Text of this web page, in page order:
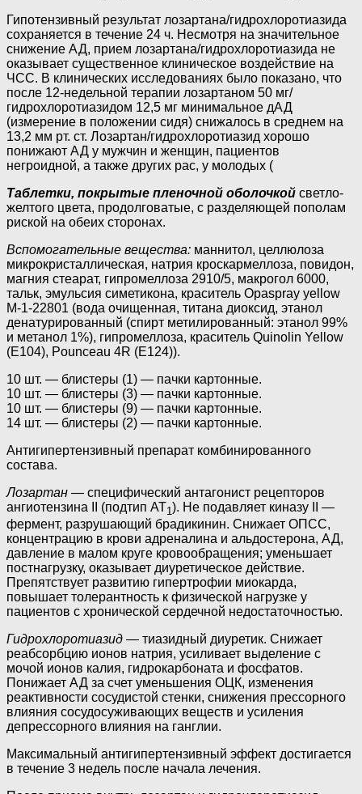
Гипотензивный результат лозартана/гидрохлоротиазида
сохраняется в течение 24 ч. Несмотря на значительное
снижение АД, прием лозартана/гидрохлоротиазида не
оказывает существенное клиническое воздействие на
ЧСС. В клинических исследованиях было показано, что
после 12-недельной терапии лозартаном 50 мг/
гидрохлоротиазидом 12,5 мг минимальное дАД
(измерение в положении сидя) снижалось в среднем на
13,2 мм рт. ст. Лозартан/гидрохлоротиазид хорошо
понижают АД у мужчин и женщин, пациентов
негроидной, а также других рас, у молодых (
Таблетки, покрытые пленочной оболочкой светло-
желтого цвета, продолговатые, с разделяющей пополам
риской на обеих сторонах.
Вспомогательные вещества: маннитол, целлюлоза
микрокристаллическая, натрия кроскармеллоза, повидон,
магния стеарат, гипромеллоза 2910/5, макрогол 6000,
тальк, эмульсия симетикона, краситель Opaspray yellow
M-1-22801 (вода очищенная, титана диоксид, этанол
денатурированный (спирт метилированный: этанол 99%
и метанол 1%), гипромеллоза, краситель Quinolin Yellow
(Е104), Pounceau 4R (E124)).
10 шт. — блистеры (1) — пачки картонные.
10 шт. — блистеры (3) — пачки картонные.
10 шт. — блистеры (9) — пачки картонные.
14 шт. — блистеры (2) — пачки картонные.
Антигипертензивный препарат комбинированного
состава.
Лозартан — специфический антагонист рецепторов
ангиотензина II (подтип AT1). He подавляет киназу II —
фермент, разрушающий брадикинин. Снижает ОПСС,
концентрацию в крови адреналина и альдостерона, АД,
давление в малом круге кровообращения; уменьшает
постнагрузку, оказывает диуретическое действие.
Препятствует развитию гипертрофии миокарда,
повышает толерантность к физической нагрузке у
пациентов с хронической сердечной недостаточностью.
Гидрохлоротиазид — тиазидный диуретик. Снижает
реабсорбцию ионов натрия, усиливает выделение с
мочой ионов калия, гидрокарбоната и фосфатов.
Понижает АД за счет уменьшения ОЦК, изменения
реактивности сосудистой стенки, снижения прессорного
влияния сосудосуживающих веществ и усиления
депрессорного влияния на ганглии.
Максимальный антигипертензивный эффект достигается
в течение 3 недель после начала лечения.